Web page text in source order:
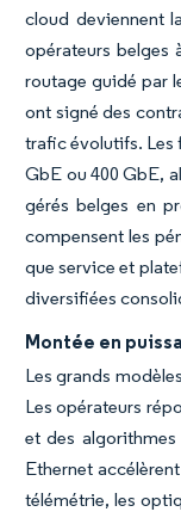
cloud deviennent
opérateurs belges
routage guidé par
ont signé des
trafic évolutifs. Les
GbE ou 400 GbE,
gérés belges en
compensent les
que service et
diversifiées
Montée en
Les grands
Les opérateurs
et des
Ethernet
télémétrie, les